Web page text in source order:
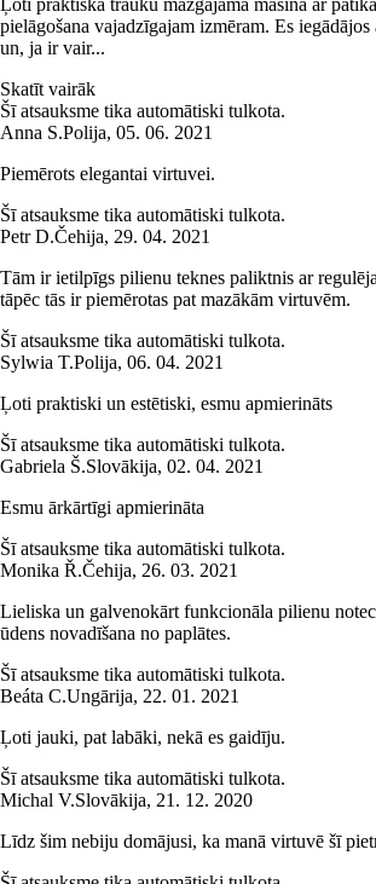
Ļoti praktiska trauku mazgājamā mašīna ar
pielāgošana vajadzīgajam izmēram. Es
un, ja ir vair...
Skatīt vairāk
Šī atsauksme tika automātiski tulkota.
Anna S.Polija, 05. 06. 2021
Piemērots elegantai virtuvei.
Šī atsauksme tika automātiski tulkota.
Petr D.Čehija, 29. 04. 2021
Tām ir ietilpīgs pilienu teknes paliktnis ar
tāpēc tās ir piemērotas pat mazākām virtuvēm.
Šī atsauksme tika automātiski tulkota.
Sylwia T.Polija, 06. 04. 2021
Ļoti praktiski un estētiski, esmu apmierināts
Šī atsauksme tika automātiski tulkota.
Gabriela Š.Slovākija, 02. 04. 2021
Esmu ārkārtīgi apmierināta
Šī atsauksme tika automātiski tulkota.
Monika Ř.Čehija, 26. 03. 2021
Lieliska un galvenokārt funkcionāla pilienu
ūdens novadīšana no paplātes.
Šī atsauksme tika automātiski tulkota.
Beáta C.Ungārija, 22. 01. 2021
Ļoti jauki, pat labāki, nekā es gaidīju.
Šī atsauksme tika automātiski tulkota.
Michal V.Slovākija, 21. 12. 2020
Līdz šim nebiju domājusi, ka manā virtuvē šī